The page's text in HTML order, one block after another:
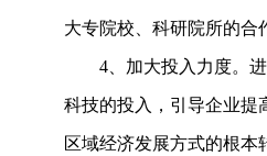
大专院校、科研院所的合
4 、加大投入力度。
科技的投入，引导企业提
区域经济发展方式的根本